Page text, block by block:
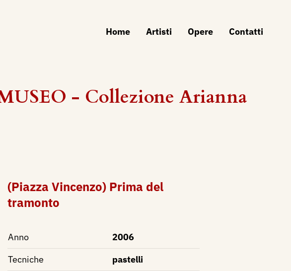
Home Artisti Opere Contatti
- Collezione Arianna
(Piazza Vincenzo) Prima del
tramonto
Anno
2006
Tecniche
pastelli